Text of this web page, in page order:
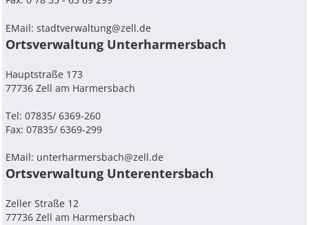
EMail:stadtverwaltung@zell.de
Ortsverwaltung Unterharmersbach
Hauptstraße 173
77736 Zell am Harmersbach
Tel: 07835/ 6369-260
Fax: 07835/ 6369-299
EMail: unterharmersbach@zell.de
Ortsverwaltung Unterentersbach
Zeller Straße 12
77736 Zell am Harmersbach